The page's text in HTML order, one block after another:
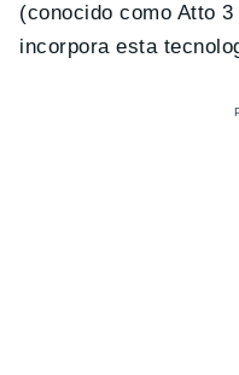
(conocido como Atto
incorpora esta